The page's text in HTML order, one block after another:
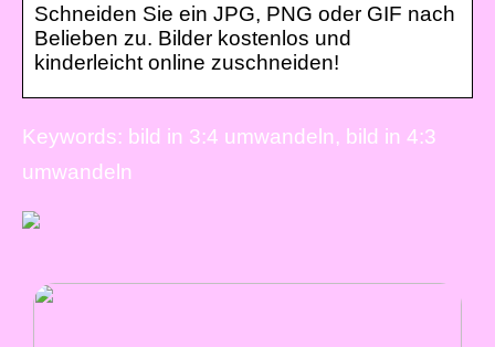
Schneiden Sie ein JPG, PNG oder GIF nach
Belieben zu. Bilder kostenlos und
kinderleicht online zuschneiden!
Keywords: bild in 3:4 umwandeln, bild in 4:3
umwandeln